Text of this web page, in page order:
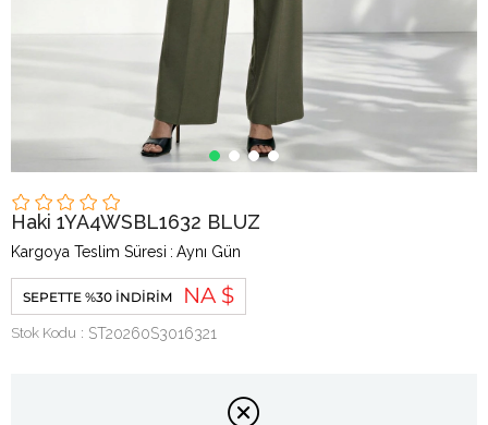
Haki 1YA4WSBL1632 BLUZ
Kargoya Teslim Süresi : Aynı Gün
SEPETTE %30 İNDIRIM NA $
Stok Kodu ST20260S3016321